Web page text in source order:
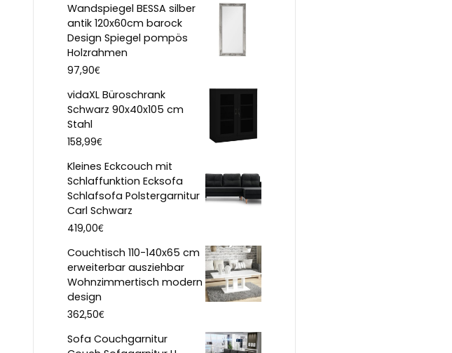
Wandspiegel BESSA silber
antik 120x60cm barock
Design Spiegel pompös
Holzrahmen
97,90€
vidaXL Büroschrank
Schwarz 90x40x105 cm
Stahl
158,99€
Kleines Eckcouch mit
Schlaffunktion Ecksofa
Schlafsofa Polstergarnitur
Carl Schwarz
419,00€
Couchtisch 110-140x65 cm
erweiterbar ausziehbar
Wohnzimmertisch modern
design
362,50€
Sofa Couchgarnitur